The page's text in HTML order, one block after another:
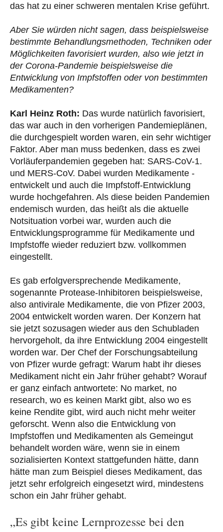
das hat zu einer schweren mentalen Krise geführt.
Aber Sie würden nicht sagen, dass beispielsweise
bestimmte Behandlungsmethoden, Techniken oder
Möglichkeiten favorisiert wurden, also wie jetzt in
der Corona-Pandemie beispielsweise die
Entwicklung von Impfstoffen oder von bestimmten
Medikamenten?
Karl Heinz Roth: Das wurde natürlich favorisiert,
das war auch in den vorherigen Pandemieplänen,
die durchgespielt worden waren, ein sehr wichtiger
Faktor. Aber man muss bedenken, dass es zwei
Vorläuferpandemien gegeben hat: SARS-CoV-1.
und MERS-CoV. Dabei wurden Medikamente -
entwickelt und auch die Impfstoff-Entwicklung
wurde hochgefahren. Als diese beiden Pandemien
endemisch wurden, das heißt als die aktuelle
Notsituation vorbei war, wurden auch die
Entwicklungsprogramme für Medikamente und
Impfstoffe wieder reduziert bzw. vollkommen
eingestellt.
Es gab erfolgversprechende Medikamente,
sogenannte Protease-Inhibitoren beispielsweise,
also antivirale Medikamente, die von Pfizer 2003,
2004 entwickelt worden waren. Der Konzern hat
sie jetzt sozusagen wieder aus den Schubladen
hervorgeholt, da ihre Entwicklung 2004 eingestellt
worden war. Der Chef der Forschungsabteilung
von Pfizer wurde gefragt: Warum habt ihr dieses
Medikament nicht ein Jahr früher gehabt? Worauf
er ganz einfach antwortete: No market, no
research, wo es keinen Markt gibt, also wo es
keine Rendite gibt, wird auch nicht mehr weiter
geforscht. Wenn also die Entwicklung von
Impfstoffen und Medikamenten als Gemeingut
behandelt worden wäre, wenn sie in einem
sozialisierten Kontext stattgefunden hätte, dann
hätte man zum Beispiel dieses Medikament, das
jetzt sehr erfolgreich eingesetzt wird, mindestens
schon ein Jahr früher gehabt.
„Es gibt keine Lernprozesse bei den